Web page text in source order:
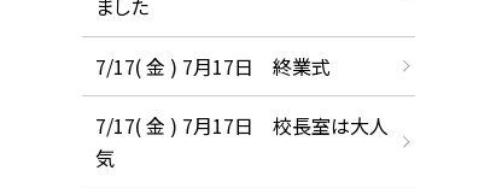
ました
7/17( 金 ) 7月17日 終業式
7/17( 金 ) 7月17日 校長室は大人
気